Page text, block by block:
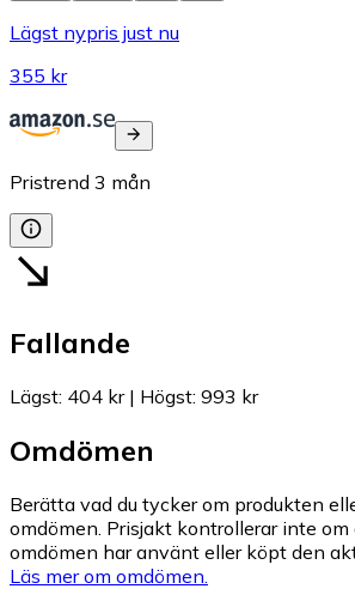
Lägst nypris just nu
355 kr
Pristrend 3 mån
Fallande
Lägst: 404 kr| Högst: 993 kr
Omdömen
Berätta vad du tycker om produkten
omdömen. Prisjakt kontrollerar inte om
omdömen har använt eller köpt den
Läs mer om omdömen.